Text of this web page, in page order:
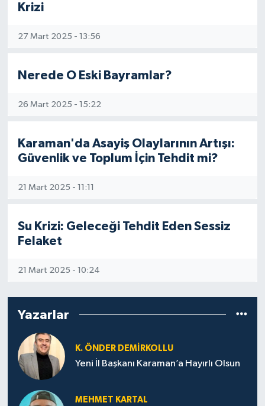
Krizi
27 Mart 2025 - 13:56
Nerede O Eski Bayramlar?
26 Mart 2025 - 15:22
Karaman'da Asayiş Olaylarının Artışı:
Güvenlik ve Toplum İçin Tehdit mi?
21 Mart 2025 - 11:11
Su Krizi: Geleceği Tehdit Eden Sessiz
Felaket
21 Mart 2025 - 10:24
Yazarlar
K. ÖNDER DEMIRKOLLU
Yeni İl Başkanı Karaman’a Hayırlı Olsun
MEHMET KARTAL